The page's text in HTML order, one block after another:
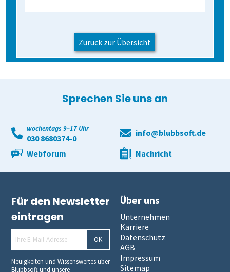
Zurück zur Übersicht
Sprechen Sie uns an
wochentags 9–17 Uhr
030 8680374-0
info@blubbsoft.de
Webforum
Nachricht
Für den Newsletter
eintragen
OK
Neuigkeiten und Wissenswertes über
Blubbsoft und unsere
Über uns
Unternehmen
Karriere
Datenschutz
AGB
Impressum
Sitemap